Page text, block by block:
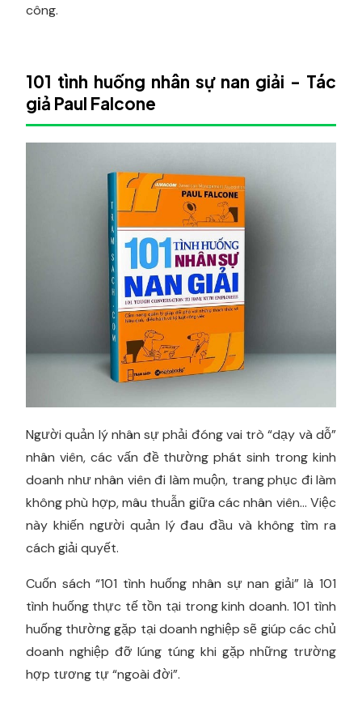
công.
101 tình huống nhân sự nan giải - Tác
giả Paul Falcone
Người quản lý nhân sự phải đóng vai trò “dạy và dỗ”
nhân viên, các vấn đề thường phát sinh trong kinh
doanh như nhân viên đi làm muộn, trang phục đi làm
không phù hợp, mâu thuẫn giữa các nhân viên… Việc
này khiến người quản lý đau đầu và không tìm ra
cách giải quyết.
Cuốn sách “101 tình huống nhân sự nan giải” là 101
tình huống thực tế tồn tại trong kinh doanh. 101 tình
huống thường gặp tại doanh nghiệp sẽ giúp các chủ
doanh nghiệp đỡ lúng túng khi gặp những trường
hợp tương tự “ngoài đời”.